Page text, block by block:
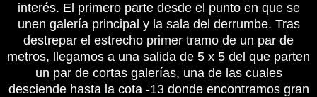
interés. El primero parte desde el punto en que se
unen galería principal y la sala del derrumbe. Tras
destrepar el estrecho primer tramo de un par de
metros, llegamos a una salida de 5 x 5 del que parten
un par de cortas galerías, una de las cuales
desciende hasta la cota -13 donde encontramos gran